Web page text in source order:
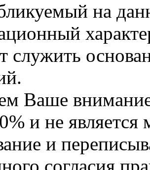
на
служить
Ваше
и не
и